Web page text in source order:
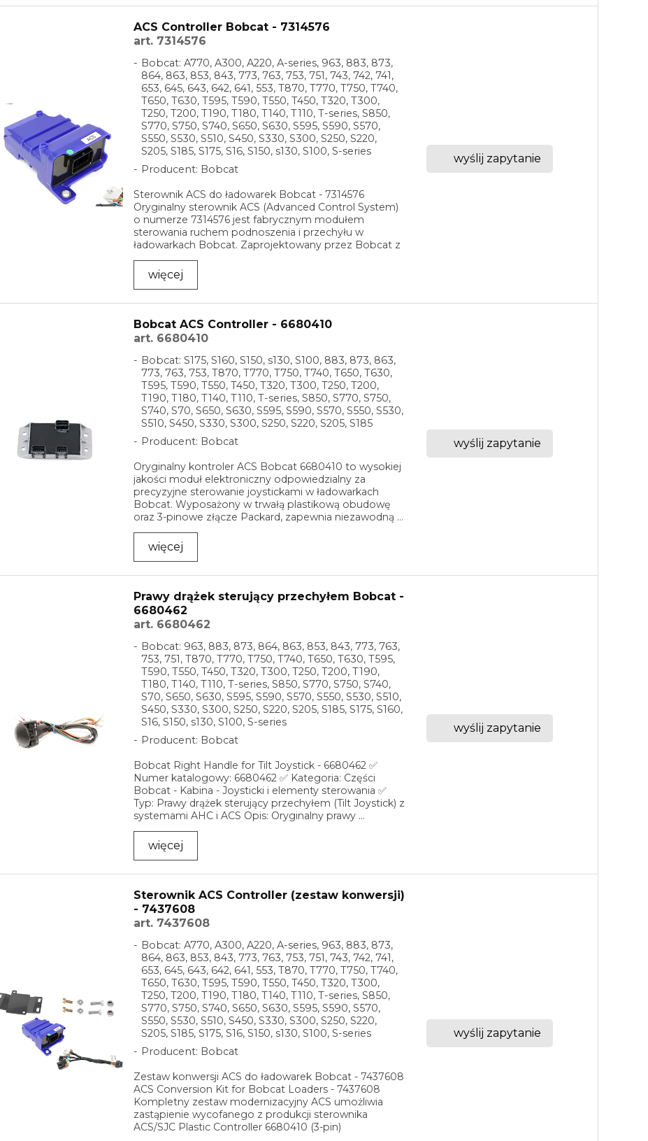
ACS Controller Bobcat - 7314576
art. 7314576
Bobcat: A770, A300, A220, A-series, 963, 883, 873,
864, 863, 853, 843, 773, 763, 753, 751, 743, 742, 741,
653, 645, 643, 642, 641, 553, T870, T770, T750, T740,
T650, T630, T595, T590, T550, T450, T320, T300,
T250, T200, T190, T180, T140, T110, T-series, S850,
S770, S750, S740, S650, S630, S595, S590, S570,
S550, S530, S510, S450, S330, S300, S250, S220,
S205, S185, S175, S16, S150, s130, S100, S-series
Producent: Bobcat
Sterownik ACS do ładowarek Bobcat - 7314576
Oryginalny sterownik ACS (Advanced Control System)
o numerze 7314576 jest fabrycznym modułem
sterowania ruchem podnoszenia i przechyłu w
ładowarkach Bobcat. Zaprojektowany przez Bobcat z
myślą o wysokiej ...
więcej
wyślij zapytanie
Bobcat ACS Controller - 6680410
art. 6680410
Bobcat: S175, S160, S150, s130, S100, 883, 873, 863,
773, 763, 753, T870, T770, T750, T740, T650, T630,
T595, T590, T550, T450, T320, T300, T250, T200,
T190, T180, T140, T110, T-series, S850, S770, S750,
S740, S70, S650, S630, S595, S590, S570, S550, S530,
S510, S450, S330, S300, S250, S220, S205, S185
Producent: Bobcat
Oryginalny kontroler ACS Bobcat 6680410 to wysokiej
jakości moduł elektroniczny odpowiedzialny za
precyzyjne sterowanie joystickami w ładowarkach
Bobcat. Wyposażony w trwałą plastikową obudowę
oraz 3-pinowe złącze Packard, zapewnia niezawodną ...
więcej
wyślij zapytanie
Prawy drążek sterujący przechyłem Bobcat -
6680462
art. 6680462
Bobcat: 963, 883, 873, 864, 863, 853, 843, 773, 763,
753, 751, T870, T770, T750, T740, T650, T630, T595,
T590, T550, T450, T320, T300, T250, T200, T190,
T180, T140, T110, T-series, S850, S770, S750, S740,
S70, S650, S630, S595, S590, S570, S550, S530, S510,
S450, S330, S300, S250, S220, S205, S185, S175, S160,
S16, S150, s130, S100, S-series
Producent: Bobcat
Bobcat Right Handle for Tilt Joystick - 6680462 ✅
Numer katalogowy: 6680462 ✅ Kategoria: Części
Bobcat - Kabina - Joysticki i elementy sterowania ✅
Typ: Prawy drążek sterujący przechyłem (Tilt Joystick) z
systemami AHC i ACS Opis: Oryginalny prawy ...
więcej
wyślij zapytanie
Sterownik ACS Controller (zestaw konwersji)
- 7437608
art. 7437608
Bobcat: A770, A300, A220, A-series, 963, 883, 873,
864, 863, 853, 843, 773, 763, 753, 751, 743, 742, 741,
653, 645, 643, 642, 641, 553, T870, T770, T750, T740,
T650, T630, T595, T590, T550, T450, T320, T300,
T250, T200, T190, T180, T140, T110, T-series, S850,
S770, S750, S740, S650, S630, S595, S590, S570,
S550, S530, S510, S450, S330, S300, S250, S220,
S205, S185, S175, S16, S150, s130, S100, S-series
Producent: Bobcat
Zestaw konwersji ACS do ładowarek Bobcat - 7437608
ACS Conversion Kit for Bobcat Loaders - 7437608
Kompletny zestaw modernizacyjny ACS umożliwia
zastąpienie wycofanego z produkcji sterownika
ACS/SJC Plastic Controller 6680410 (3-pin)
wyślij zapytanie